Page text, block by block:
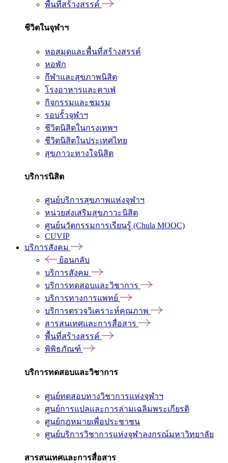
พื้นที่สร้างสรรค์
ชีวิตในจุฬาฯ
หอสมุดและพื้นที่สร้างสรรค์
หอพัก
กีฬาและสุขภาพนิสิต
โรงอาหารและคาเฟ่
กิจกรรมและชมรม
รอบรั้วจุฬาฯ
ชีวิตนิสิตในกรุงเทพฯ
ชีวิตนิสิตในประเทศไทย
สุขภาวะทางใจนิสิต
บริการนิสิต
ศูนย์บริการสุขภาพแห่งจุฬาฯ
หน่วยส่งเสริมสุขภาวะนิสิต
ศูนย์นวัตกรรมการเรียนรู้ (Chula MOOC)
CUVIP
บริการสังคม
ย้อนกลับ
บริการสังคม
บริการทดสอบและวิชาการ
บริการทางการแพทย์
บริการตรวจวิเคราะห์คุณภาพ
สารสนเทศและการสื่อสาร
พื้นที่สร้างสรรค์
พิพิธภัณฑ์
บริการทดสอบและวิชาการ
ศูนย์ทดสอบทางวิชาการแห่งจุฬาฯ
ศูนย์การแปลและการล่ามเฉลิมพระเกียรติ
ศูนย์กฎหมายเพื่อประชาชน
ศูนย์บริการวิชาการแห่งจุฬาลงกรณ์มหาวิทยาลัย
สารสนเทศและการสื่อสาร